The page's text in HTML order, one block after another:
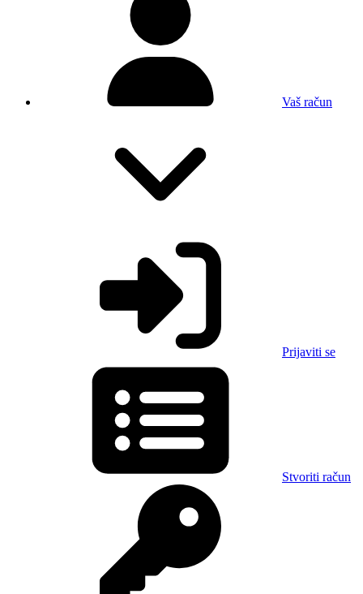
Vaš račun
Prijaviti se
Stvoriti račun